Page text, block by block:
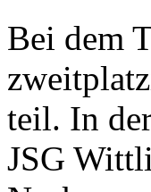
Bei dem
teil. In
JSG